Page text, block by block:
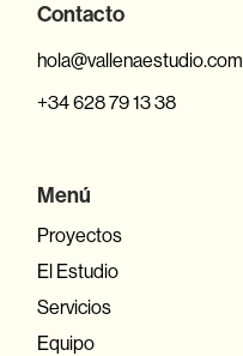
Contacto
hola@vallenaestudio.com
+34 628 79 13 38
Menú
Proyectos
El Estudio
Servicios
Equipo